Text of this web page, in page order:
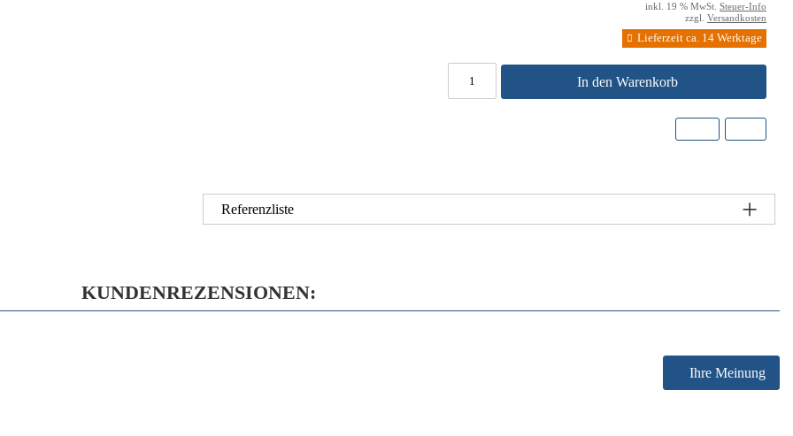
inkl. 19 % MwSt. Steuer-Info
zzgl. Versandkosten
Lieferzeit ca. 14 Werktage
In den Warenkorb
Referenzliste
KUNDENREZENSIONEN:
Ihre Meinung